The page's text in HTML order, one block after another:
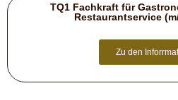
TQ1 Fachkraft für
Restaurantservice
Zu den